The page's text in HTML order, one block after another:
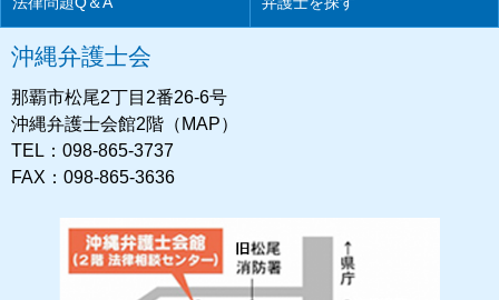
沖縄弁護士会
那覇市松尾2丁目2番26-6号
沖縄弁護士会館2階（MAP）
TEL：098-865-3737
FAX：098-865-3636